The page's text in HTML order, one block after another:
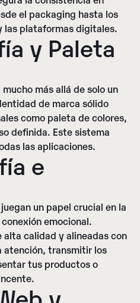
el packaging hasta los
las plataformas digitales.
y Paleta
más allá de solo un
de marca sólido
como paleta de colores,
definida. Este sistema
las aplicaciones.
e
un papel crucial en la
emocional.
calidad y alineadas con
atención, transmitir los
tus productos o